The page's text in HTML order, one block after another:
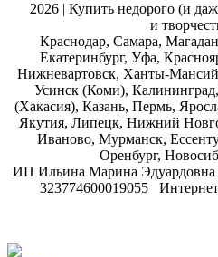
2026 | Купить недорого (и
и
Краснодар, Самара,
Екатеринбург, Уфа,
Нижневартовск, Ханты-
Усинск (Коми),
(Хакасия), Казань, Пермь,
Якутия, Липецк, Нижний
Иваново, Мурманск,
Оренбург,
ИП Ильина Марина
323774600019055